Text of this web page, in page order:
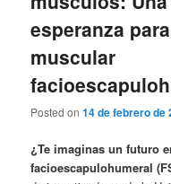
esperanza
muscular
Posted on14 de febrero de
¿Te imaginas un futuro
facioescapulohumeral